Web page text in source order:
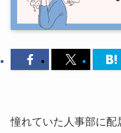
憧れていた人事部に配